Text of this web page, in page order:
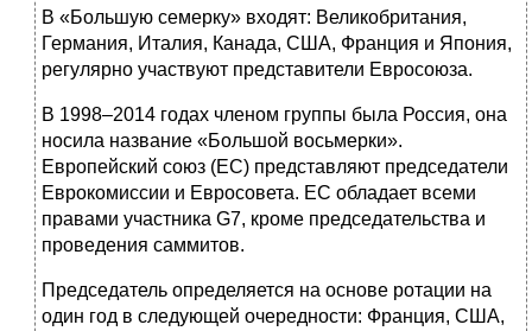
В «Большую семерку» входят: Великобритания,
Германия, Италия, Канада, США, Франция и Япония,
регулярно участвуют представители Евросоюза.
В 1998–2014 годах членом группы была Россия, она
носила название «Большой восьмерки».
Европейский союз (ЕС) представляют председатели
Еврокомиссии и Евросовета. ЕС обладает всеми
правами участника G7, кроме председательства и
проведения саммитов.
Председатель определяется на основе ротации на
один год в следующей очередности: Франция, США,